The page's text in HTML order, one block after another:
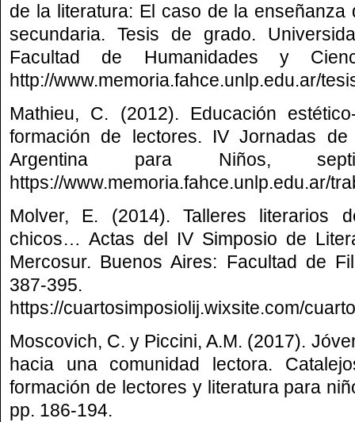
de la literatura: El caso de la
secundaria. Tesis de grado.
Facultad de Humanidades y
http://www.memoria.fahce.unlp.edu.ar/
Mathieu, C. (2012). Educación
formación de lectores. IV Jornadas
Argentina para Niños,
https://www.memoria.fahce.unlp.edu.ar/
Molver, E. (2014). Talleres literarios
chicos… Actas del IV Simposio de
Mercosur. Buenos Aires: Facultad de
387-395.
https://cuartosimposiolij.wixsite.com/
Moscovich, C. y Piccini, A.M. (2017).
hacia una comunidad lectora.
formación de lectores y literatura para
pp. 186-194.